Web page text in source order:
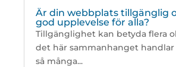
Är din webbplats tillgänglig
god upplevelse för alla?
Tillgänglighet kan betyda flera
det här sammanhanget
så många...